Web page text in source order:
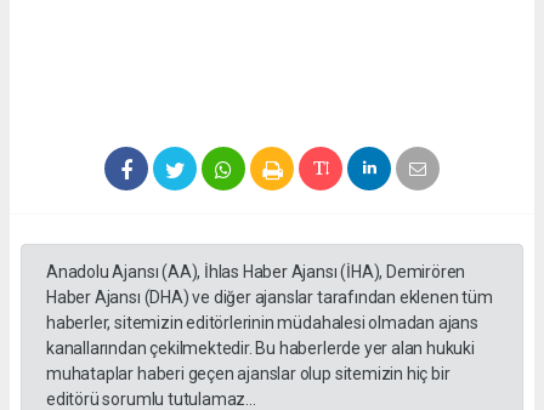
Anadolu Ajansı (AA), İhlas Haber Ajansı (İHA), Demirören
Haber Ajansı (DHA) ve diğer ajanslar tarafından eklenen tüm
haberler, sitemizin editörlerinin müdahalesi olmadan ajans
kanallarından çekilmektedir. Bu haberlerde yer alan hukuki
muhataplar haberi geçen ajanslar olup sitemizin hiç bir
editörü sorumlu tutulamaz...